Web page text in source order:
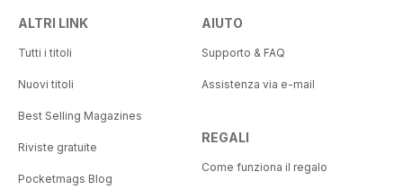
ALTRI LINK
Tutti i titoli
Nuovi titoli
Best Selling Magazines
Riviste gratuite
Pocketmags Blog
AIUTO
Supporto & FAQ
Assistenza via e-mail
REGALI
Come funziona il regalo